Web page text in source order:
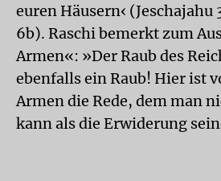
euren Häusern‹ (Jeschajahu
6b). Raschi bemerkt zum
Armen«: »Der Raub des
ebenfalls ein Raub! Hier ist
Armen die Rede, dem man
kann als die Erwiderung